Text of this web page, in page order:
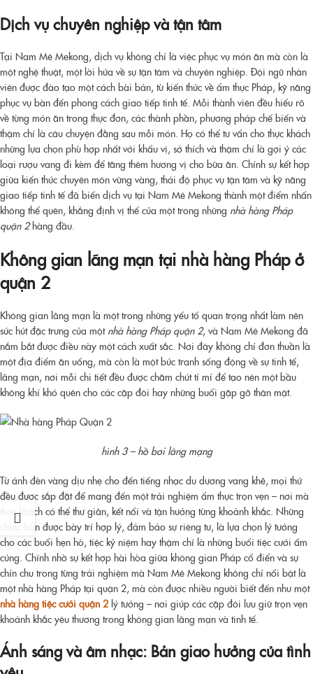
Dịch vụ chuyên nghiệp và tận tâm
Tại Nam Mê Mekong, dịch vụ không chỉ là việc phục vụ món ăn mà còn là
một nghệ thuật, một lời hứa về sự tận tâm và chuyên nghiệp. Đội ngũ nhân
viên được đào tạo một cách bài bản, từ kiến thức về ẩm thực Pháp, kỹ năng
phục vụ bàn đến phong cách giao tiếp tinh tế. Mỗi thành viên đều hiểu rõ
về từng món ăn trong thực đơn, các thành phần, phương pháp chế biến và
thậm chí là câu chuyện đằng sau mỗi món. Họ có thể tư vấn cho thực khách
những lựa chọn phù hợp nhất với khẩu vị, sở thích và thậm chí là gợi ý các
loại rượu vang đi kèm để tăng thêm hương vị cho bữa ăn. Chính sự kết hợp
giữa kiến thức chuyên môn vững vàng, thái độ phục vụ tận tâm và kỹ năng
giao tiếp tinh tế đã biến dịch vụ tại Nam Mê Mekong thành một điểm nhấn
không thể quên, khẳng định vị thế của một trong những nhà hàng Pháp
quận 2hàng đầu.
Không gian lãng mạn tại nhà hàng Pháp ở
quận 2
Không gian lãng mạn là một trong những yếu tố quan trọng nhất làm nên
sức hút đặc trưng của một nhà hàng Pháp quận 2, và Nam Mê Mekong đã
nắm bắt được điều này một cách xuất sắc. Nơi đây không chỉ đơn thuần là
một địa điểm ăn uống, mà còn là một bức tranh sống động về sự tinh tế,
lãng mạn, nơi mỗi chi tiết đều được chăm chút tỉ mỉ để tạo nên một bầu
không khí khó quên cho các cặp đôi hay những buổi gặp gỡ thân mật.
hình 3 – hồ bơi lãng mạng
Từ ánh đèn vàng dịu nhẹ cho đến tiếng nhạc du dương vang khẽ, mọi thứ
đều được sắp đặt để mang đến một trải nghiệm ẩm thực trọn vẹn – nơi mà
thực khách có thể thư giãn, kết nối và tận hưởng từng khoảnh khắc. Những
chiếc bàn được bày trí hợp lý, đảm bảo sự riêng tư, là lựa chọn lý tưởng
cho các buổi hẹn hò, tiệc kỷ niệm hay thậm chí là những buổi tiệc cưới ấm
cúng. Chính nhờ sự kết hợp hài hòa giữa không gian Pháp cổ điển và sự
chỉn chu trong từng trải nghiệm mà Nam Mê Mekong không chỉ nổi bật là
một nhà hàng Pháp tại quận 2, mà còn được nhiều người biết đến như một
nhà hàng tiệc cưới quận 2 lý tưởng – nơi giúp các cặp đôi lưu giữ trọn vẹn
khoảnh khắc yêu thương trong không gian lãng mạn và tinh tế.
Ánh sáng và âm nhạc: Bản giao hưởng của tình